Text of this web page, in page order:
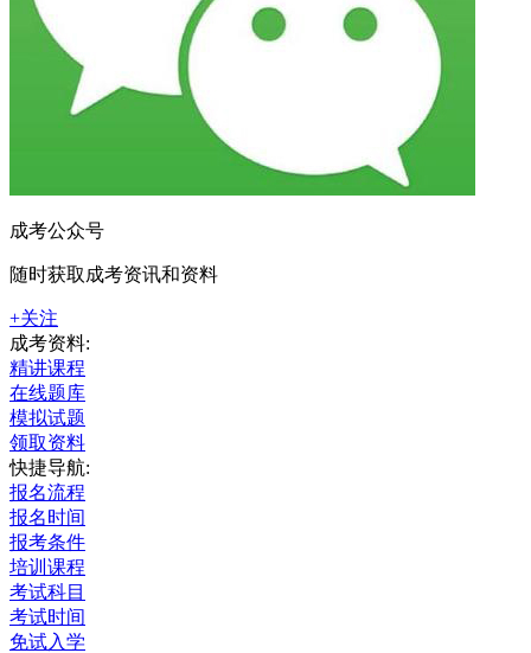
成考公众号
随时获取成考资讯和资料
+关注
成考资料:
精讲课程
在线题库
模拟试题
领取资料
快捷导航:
报名流程
报名时间
报考条件
培训课程
考试科目
考试时间
免试入学